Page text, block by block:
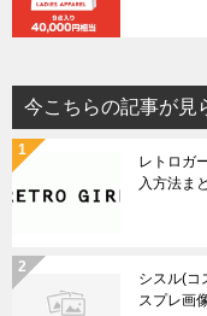
今こちらの記事が見
レトロガ
入方法ま
シスル(コ
スプレ画